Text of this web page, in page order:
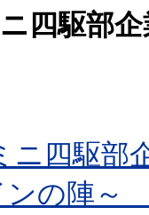
四駆部
ニ四駆部
ンの陣～